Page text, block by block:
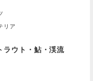
リア
ウト・鮎・渓流